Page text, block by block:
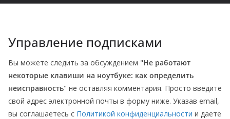
Управление подписками
Вы можете следить за обсуждением "Не работают
некоторые клавиши на ноутбуке: как определить
неисправность" не оставляя комментария. Просто введите
свой адрес электронной почты в форму ниже. Указав email,
вы соглашаетесь с Политикой конфиденциальности и даете